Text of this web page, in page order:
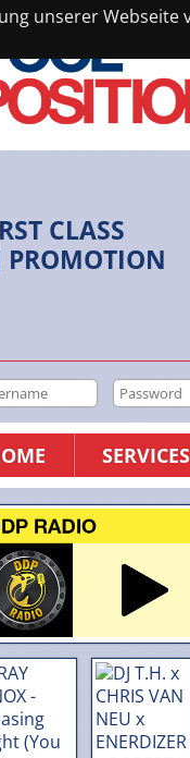
unserer Webseite
CLASS
PROMOTION
SERVICES